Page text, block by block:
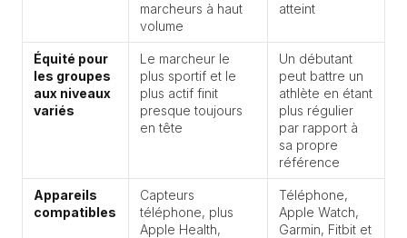
marcheurs à haut
volume
atteint
Équité pour
les groupes
aux niveaux
variés
Le marcheur le
plus sportif et le
plus actif finit
presque toujours
en tête
Un débutant
peut battre un
athlète en étant
plus régulier
par rapport à
sa propre
référence
Appareils
compatibles
Capteurs
téléphone, plus
Apple Health,
Téléphone,
Apple Watch,
Garmin, Fitbit et